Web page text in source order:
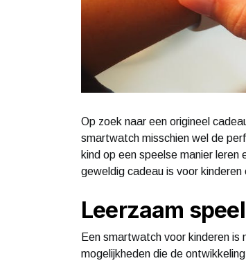
Op zoek naar een origineel
smartwatch misschien wel de
kind op een speelse manier
geweldig cadeau is voor
Leerzaam
Een smartwatch voor kinderen
mogelijkheden die de